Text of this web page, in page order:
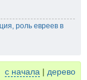
роль евреев в
с начала | дерево